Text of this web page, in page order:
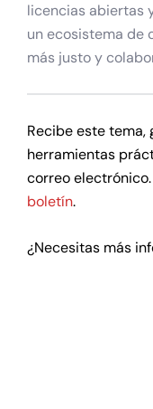
licencias abiertas
un ecosistema de
más justo y
Recibe este tema,
herramientas
correo electrónico.
boletín.
¿Necesitas más